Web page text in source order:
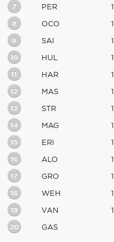
7 PER
8 OCO
9 SAI
10 HUL
11 HAR
12 MAS
13 STR
14 MAG
15 ERI
16 ALO
17 GRO
18 WEH
19 VAN
20 GAS